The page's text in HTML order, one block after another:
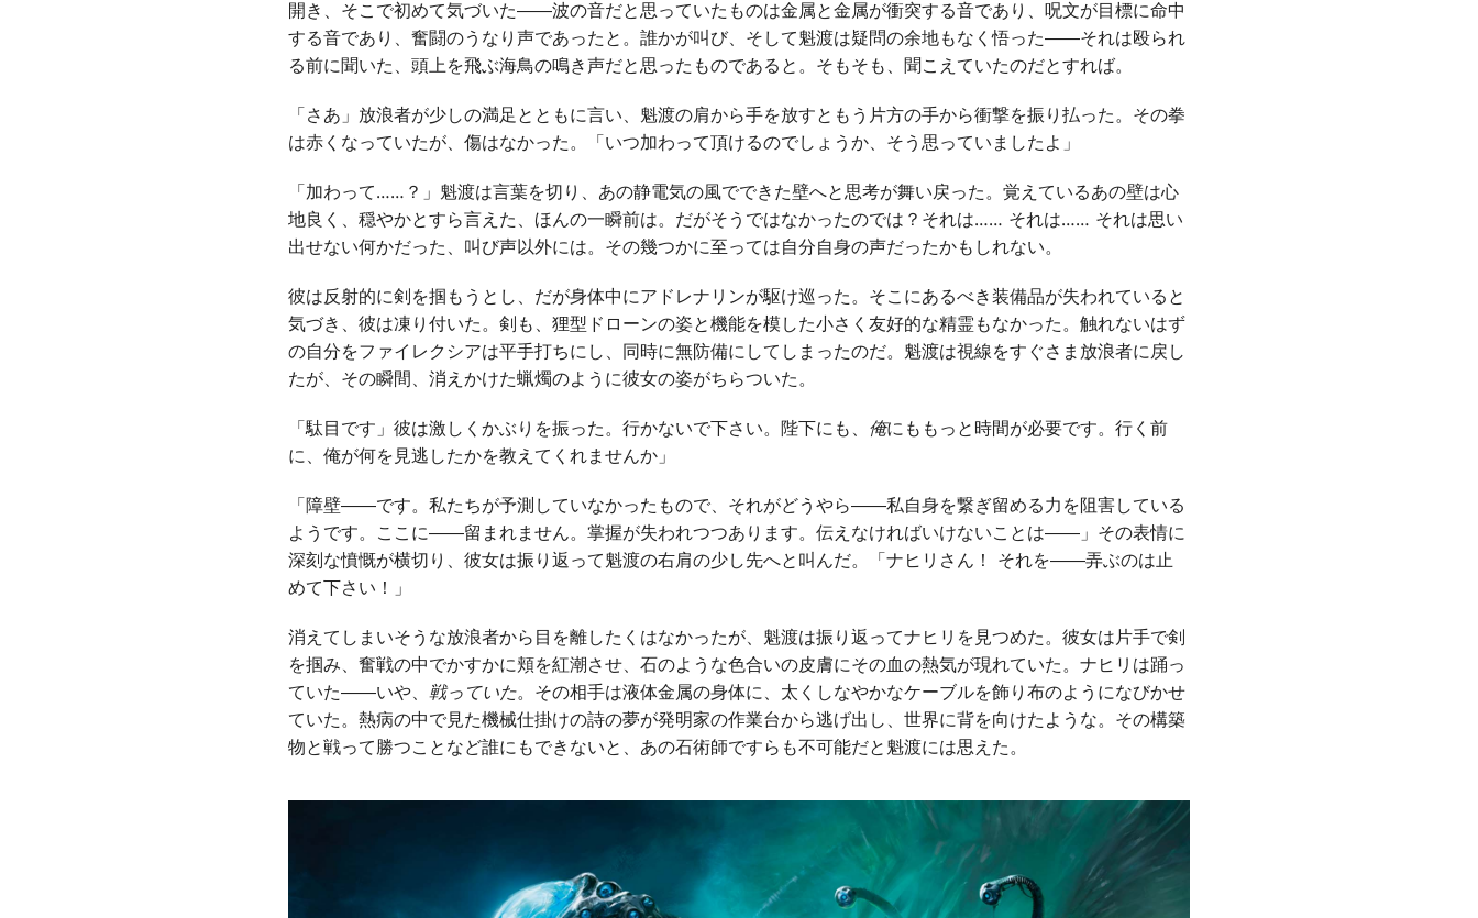
開き、そこで初めて気づいた――波の音だと思っていたものは金属と金属が衝突する音であり、呪文が目標に命中
する音であり、奮闘のうなり声であったと。誰かが叫び、そして魁渡は疑問の余地もなく悟った――それは殴られ
る前に聞いた、頭上を飛ぶ海鳥の鳴き声だと思ったものであると。そもそも、聞こえていたのだとすれば。
「さあ」放浪者が少しの満足とともに言い、魁渡の肩から手を放すともう片方の手から衝撃を振り払った。その拳
は赤くなっていたが、傷はなかった。「いつ加わって頂けるのでしょうか、そう思っていましたよ」
「加わって……？」魁渡は言葉を切り、あの静電気の風でできた壁へと思考が舞い戻った。覚えているあの壁は心
地良く、穏やかとすら言えた、ほんの一瞬前は。だがそうではなかったのでは？それは…… それは…… それは思い
出せない何かだった、叫び声以外には。その幾つかに至っては自分自身の声だったかもしれない。
彼は反射的に剣を掴もうとし、だが身体中にアドレナリンが駆け巡った。そこにあるべき装備品が失われていると
気づき、彼は凍り付いた。剣も、狸型ドローンの姿と機能を模した小さく友好的な精霊もなかった。触れないはず
の自分をファイレクシアは平手打ちにし、同時に無防備にしてしまったのだ。魁渡は視線をすぐさま放浪者に戻し
たが、その瞬間、消えかけた蝋燭のように彼女の姿がちらついた。
「駄目です」彼は激しくかぶりを振った。行かないで下さい。陛下にも、 俺にももっと時間が必要です。行く前
に、俺が何を見逃したかを教えてくれませんか」
「障壁――です。私たちが予測していなかったもので、それがどうやら――私自身を繋ぎ留める力を阻害している
ようです。ここに――留まれません。掌握が失われつつあります。伝えなければいけないことは――」その表情に
深刻な憤慨が横切り、彼女は振り返って魁渡の右肩の少し先へと叫んだ。「ナヒリさん！ それを――弄ぶのは止
めて下さい！」
消えてしまいそうな放浪者から目を離したくはなかったが、魁渡は振り返ってナヒリを見つめた。彼女は片手で剣
を掴み、奮戦の中でかすかに頬を紅潮させ、石のような色合いの皮膚にその血の熱気が現れていた。ナヒリは踊っ
ていた――いや、 戦っていた。その相手は液体金属の身体に、太くしなやかなケーブルを飾り布のようになびかせ
ていた。熱病の中で見た機械仕掛けの詩の夢が発明家の作業台から逃げ出し、世界に背を向けたような。その構築
物と戦って勝つことなど誰にもできないと、あの石術師ですらも不可能だと魁渡には思えた。